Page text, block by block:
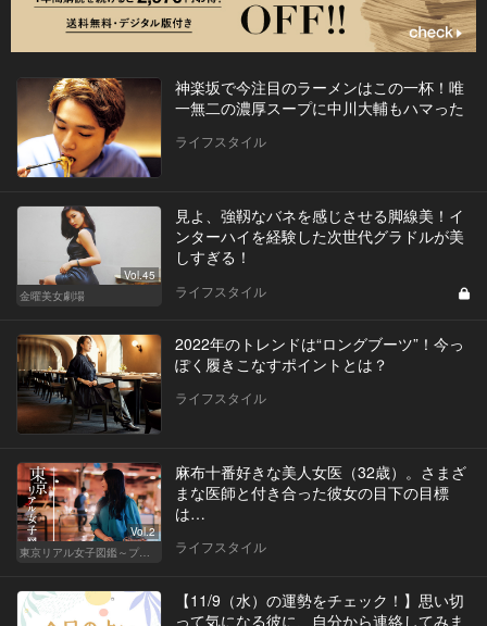
神楽坂で今注目のラーメンはこの一杯！唯
一無二の濃厚スープに中川大輔もハマった
ライフスタイル
Vol.45
金曜美女劇場
見よ、強靱なバネを感じさせる脚線美！イ
ンターハイを経験した次世代グラドルが美
しすぎる！
ライフスタイル
2022年のトレンドは“ロングブーツ”！今っ
ぽく履きこなすポイントとは？
ライフスタイル
Vol.2
麻布十番好きな美人女医（32歳）。さまざ
まな医師と付き合った彼女の目下の目標
は…
ライフスタイル
【11/9（水）の運勢をチェック！】思い切
って気になる彼に、自分から連絡してみま